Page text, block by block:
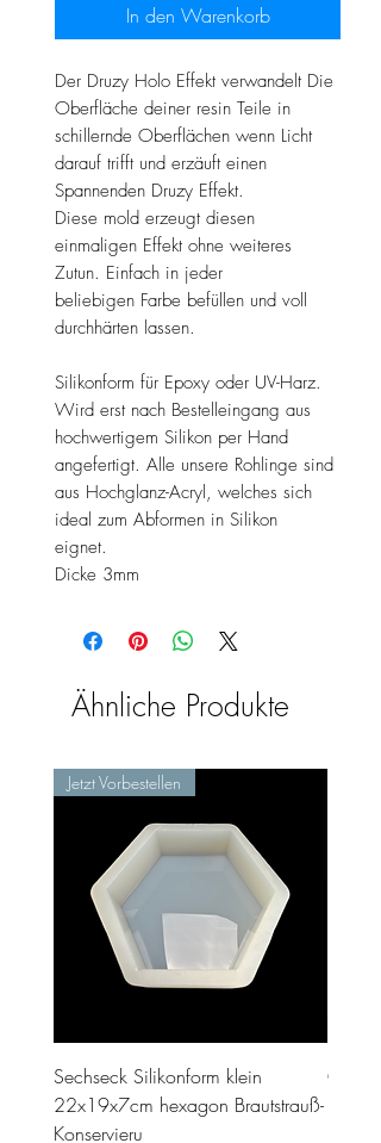
In den Warenkorb
Der Druzy Holo Effekt verwandelt Die
Oberfläche deiner resin Teile in
schillernde Oberflächen wenn Licht
darauf trifft und erzäuft einen
Spannenden Druzy Effekt.
Diese mold erzeugt diesen
einmaligen Effekt ohne weiteres
Zutun. Einfach in jeder
beliebigen Farbe befüllen und voll
durchhärten lassen.
Silikonform für Epoxy oder UV-Harz.
Wird erst nach Bestelleingang aus
hochwertigem Silikon per Hand
angefertigt. Alle unsere Rohlinge sind
aus Hochglanz-Acryl, welches sich
ideal zum Abformen in Silikon
eignet.
Dicke 3mm
Ähnliche Produkte
Jetzt Vorbestellen
Sechseck Silikonform klein
22x19x7cm hexagon Brautstrauß-
Konservieru